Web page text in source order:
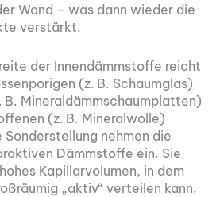
Wand – was dann wieder die
verstärkt.
der Innendämmstoffe reicht
(z. B. Schaumglas)
Mineraldämmschaumplatten)
(z. B. Mineralwolle)
nehmen die
Dämmstoffe ein. Sie
Kapillarvolumen, in dem
„aktiv“ verteilen kann.